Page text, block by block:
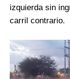
izquierda sin
carril contrario.